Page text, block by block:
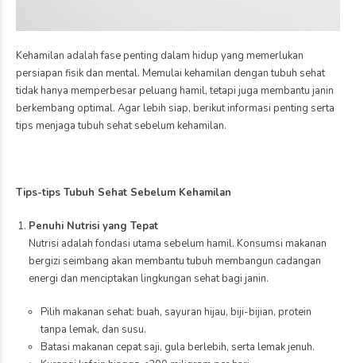
Kehamilan adalah fase penting dalam hidup yang memerlukan
persiapan fisik dan mental. Memulai kehamilan dengan tubuh sehat
tidak hanya memperbesar peluang hamil, tetapi juga membantu janin
berkembang optimal. Agar lebih siap, berikut informasi penting serta
tips menjaga tubuh sehat sebelum kehamilan.
Tips-tips Tubuh Sehat Sebelum Kehamilan
Penuhi Nutrisi yang Tepat
Nutrisi adalah fondasi utama sebelum hamil. Konsumsi makanan
bergizi seimbang akan membantu tubuh membangun cadangan
energi dan menciptakan lingkungan sehat bagi janin.
Pilih makanan sehat: buah, sayuran hijau, biji-bijian, protein
tanpa lemak, dan susu.
Batasi makanan cepat saji, gula berlebih, serta lemak jenuh.